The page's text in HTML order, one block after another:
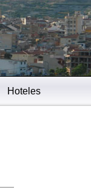
Hoteles